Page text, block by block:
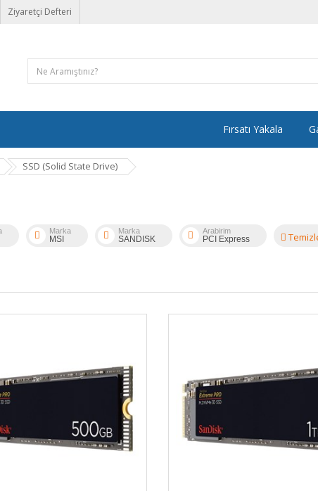
Ziyaretçi Defteri
Fırsatı Yakala
SSD (Solid State Drive)
Marka
MSI
Marka
SANDISK
Arabirim
PCI Express